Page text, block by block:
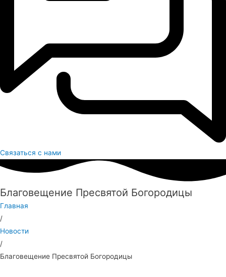
Связаться с нами
Благовещение Пресвятой Богородицы
Главная
/
Новости
/
Благовещение Пресвятой Богородицы